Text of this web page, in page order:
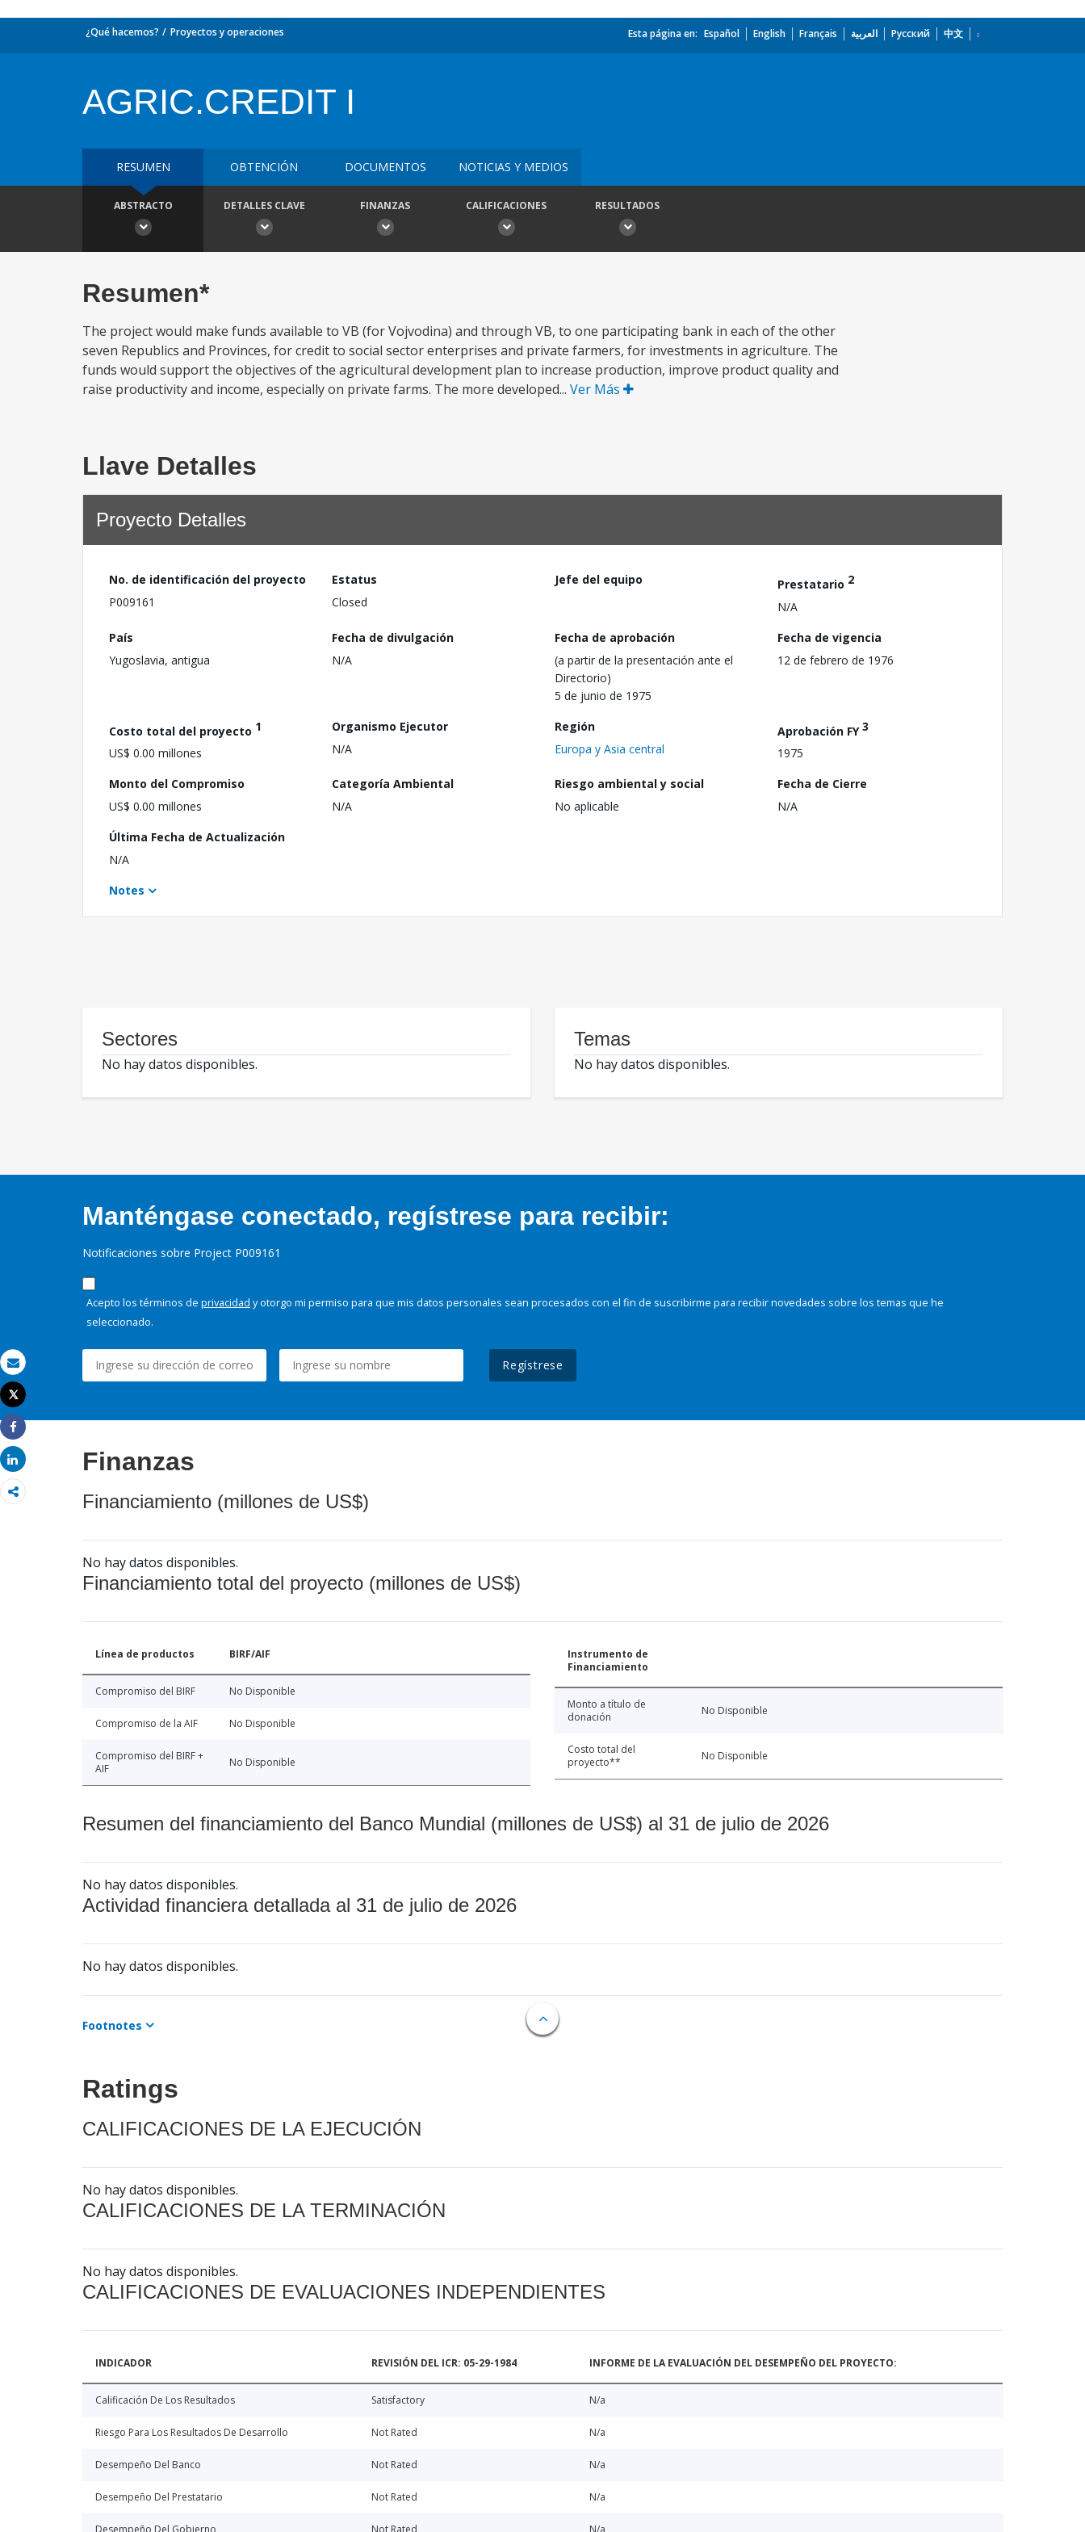
Correo electrónico
Imprimir
Tweet
Share
Share
¿Qué hacemos? Proyectos y operaciones Esta página en: Español English Français العربية Русский 中文
AGRIC.CREDIT I
RESUMEN OBTENCIÓN DOCUMENTOS NOTICIAS Y MEDIOS
ABSTRACTO DETALLES CLAVE FINANZAS CALIFICACIONES RESULTADOS
Resumen*
The project would make funds available to VB (for Vojvodina) and through VB, to one participating bank in each of the other
seven Republics and Provinces, for credit to social sector enterprises and private farmers, for investments in agriculture. The
funds would support the objectives of the agricultural development plan to increase production, improve product quality and
raise productivity and income, especially on private farms. The more developed... Ver Más
Llave Detalles
Proyecto Detalles
No. de identificación del proyecto
P009161
Estatus
Closed
Jefe del equipo Prestatario 2
N/A
País
Yugoslavia, antigua
Fecha de divulgación
N/A
Fecha de aprobación
(a partir de la presentación ante el
Directorio)
5 de junio de 1975
Fecha de vigencia
12 de febrero de 1976
Costo total del proyecto 1
US$ 0.00 millones
Organismo Ejecutor
N/A
Región
Europa y Asia central
Aprobación FY3
1975
Monto del Compromiso
US$ 0.00 millones
Categoría Ambiental
N/A
Riesgo ambiental y social
No aplicable
Fecha de Cierre
N/A
Última Fecha de Actualización
N/A
Notes
Sectores
No hay datos disponibles.
Temas
No hay datos disponibles.
Manténgase conectado, regístrese para recibir:
Notificaciones sobre Project P009161
Acepto los términos de privacidad y otorgo mi permiso para que mis datos personales sean procesados con el fin de suscribirme para recibir novedades sobre los temas que he
seleccionado.
Regístrese
Finanzas
Financiamiento (millones de US$)
No hay datos disponibles.
Financiamiento total del proyecto (millones de US$)
Línea de productos BIRF/AIF
Compromiso del BIRF No Disponible
Compromiso de la AIF No Disponible
Compromiso del BIRF +
AIF
No Disponible
Instrumento de
Financiamiento
Monto a título de
donación
No Disponible
Costo total del
proyecto**
No Disponible
Resumen del financiamiento del Banco Mundial (millones de US$) al 31 de julio de 2026
No hay datos disponibles.
Actividad financiera detallada al 31 de julio de 2026
No hay datos disponibles.
Footnotes
Ratings
CALIFICACIONES DE LA EJECUCIÓN
No hay datos disponibles.
CALIFICACIONES DE LA TERMINACIÓN
No hay datos disponibles.
CALIFICACIONES DE EVALUACIONES INDEPENDIENTES
INDICADOR REVISIÓN DEL ICR: 05-29-1984 INFORME DE LA EVALUACIÓN DEL DESEMPEÑO DEL PROYECTO:
Calificación De Los Resultados Satisfactory N/a
Riesgo Para Los Resultados De Desarrollo Not Rated N/a
Desempeño Del Banco Not Rated N/a
Desempeño Del Prestatario Not Rated N/a